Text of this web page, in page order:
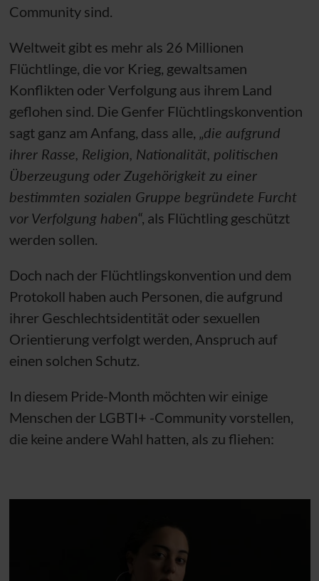
Community sind.
Weltweit gibt es mehr als 26 Millionen
Flüchtlinge, die vor Krieg, gewaltsamen
Konflikten oder Verfolgung aus ihrem Land
geflohen sind. Die Genfer Flüchtlingskonvention
sagt ganz am Anfang, dass alle, „die aufgrund
ihrer Rasse, Religion, Nationalität, politischen
Überzeugung oder Zugehörigkeit zu einer
bestimmten sozialen Gruppe begründete Furcht
vor Verfolgung haben“, als Flüchtling geschützt
werden sollen.
Doch nach der Flüchtlingskonvention und dem
Protokoll haben auch Personen, die aufgrund
ihrer Geschlechtsidentität oder sexuellen
Orientierung verfolgt werden, Anspruch auf
einen solchen Schutz.
In diesem Pride-Month möchten wir einige
Menschen der LGBTI+ -Community vorstellen,
die keine andere Wahl hatten, als zu fliehen: